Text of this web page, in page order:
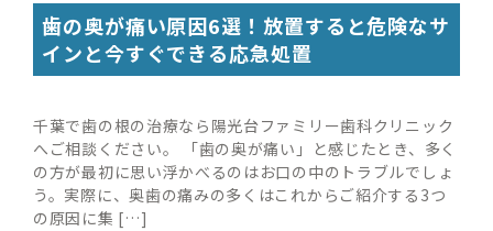
歯の奥が痛い原因6選！放置すると危険なサ
インと今すぐできる応急処置
千葉で歯の根の治療なら陽光台ファミリー歯科クリニック
へご相談ください。 「歯の奥が痛い」と感じたとき、多く
の方が最初に思い浮かべるのはお口の中のトラブルでしょ
う。実際に、奥歯の痛みの多くはこれからご紹介する3つ
の原因に集 […]